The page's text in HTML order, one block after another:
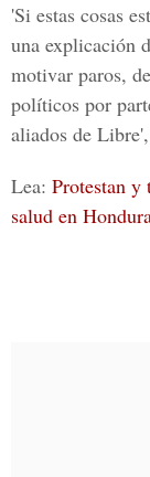
'Si estas cosas
una explicación
motivar paros,
políticos por
aliados de
Lea: Protestan y
salud en